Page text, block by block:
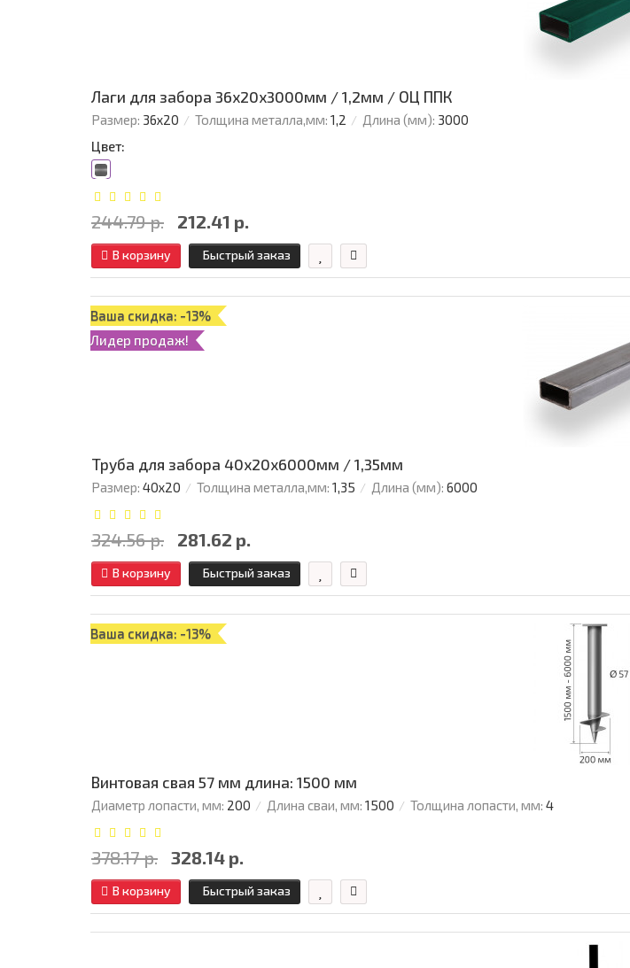
Лаги для забора 36х20x3000мм / 1,2мм / ОЦ ППК
Размер: 36х20 Толщина металла,мм: 1,2 Длина (мм): 3000
Цвет:
244.79 р. 212.41 р.
В корзину Быстрый заказ
Ваша скидка: -13%
Лидер продаж!
Труба для забора 40х20x6000мм / 1,35мм
Размер: 40х20 Толщина металла,мм: 1,35 Длина (мм): 6000
324.56 р. 281.62 р.
В корзину Быстрый заказ
Ваша скидка: -13%
Винтовая свая 57 мм длина: 1500 мм
Диаметр лопасти, мм: 200 Длина сваи, мм: 1500 Толщина лопасти, мм: 4
378.17 р. 328.14 р.
В корзину Быстрый заказ